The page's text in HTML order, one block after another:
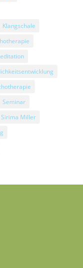
Klangschale
Seminar
Sirima Miller